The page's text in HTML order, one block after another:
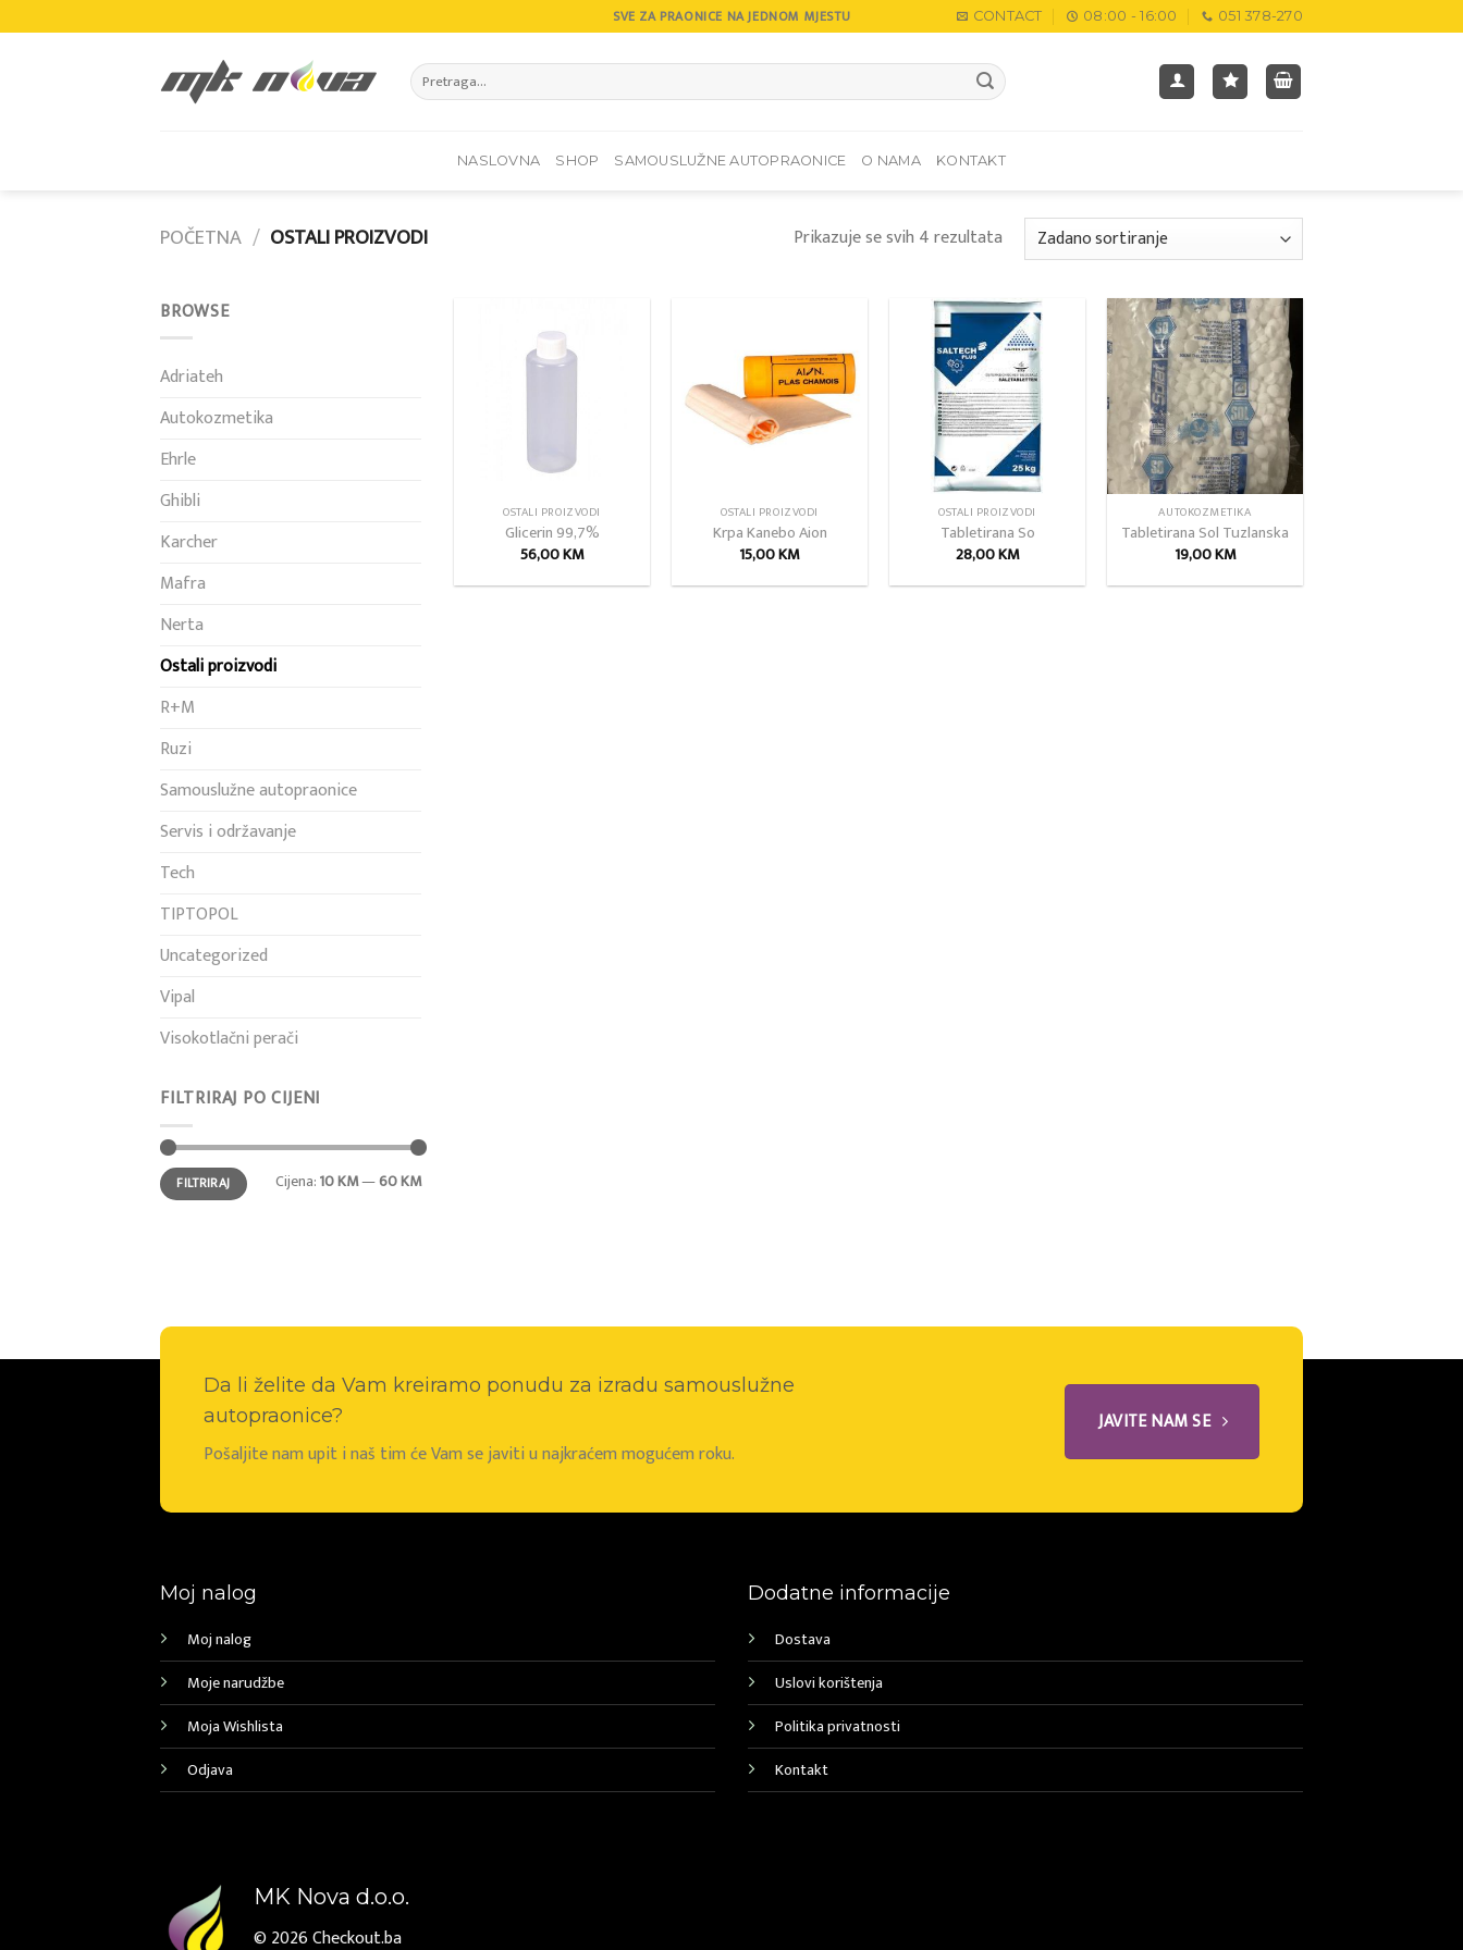
to
SVE ZA PRAONICE NA JEDNOM MJESTU CONTACT 08:00 - 16:00 051 378-270
Pretraži:
NASLOVNA SHOP SAMOUSLUŽNE AUTOPRAONICE O NAMA KONTAKT
POČETNA / OSTALI PROIZVODI Prikazuje se svih 4 rezultata
BROWSE
Adriateh
Autokozmetika
Ehrle
Ghibli
Karcher
Mafra
Nerta
Ostali proizvodi
R+M
Ruzi
Samouslužne autopraonice
Servis i održavanje
Tech
TIPTOPOL
Uncategorized
Vipal
Visokotlačni perači
FILTRIRAJ PO CIJENI
Min
cijena
Maks
cijenaFILTRIRAJ Cijena:10 KM—60 KM
OSTALI PROIZVODI
Glicerin 99,7%
56,00KM
Add to
wishlist
OSTALI PROIZVODI
Krpa Kanebo Aion
15,00KM
Add to
wishlist
OSTALI PROIZVODI
Tabletirana So
28,00KM
Add to
wishlist
AUTOKOZMETIKA
Tabletirana Sol Tuzlanska
19,00KM
Da li želite da Vam kreiramo ponudu za izradu samouslužne
autopraonice?
Pošaljite nam upit i naš tim će Vam se javiti u najkraćem mogućem roku.
JAVITE NAM SE
Moj nalog
Moj nalog
Moje narudžbe
Moja Wishlista
Odjava
Dodatne informacije
Dostava
Uslovi korištenja
Politika privatnosti
Kontakt
MK Nova d.o.o.
© 2026Checkout.ba